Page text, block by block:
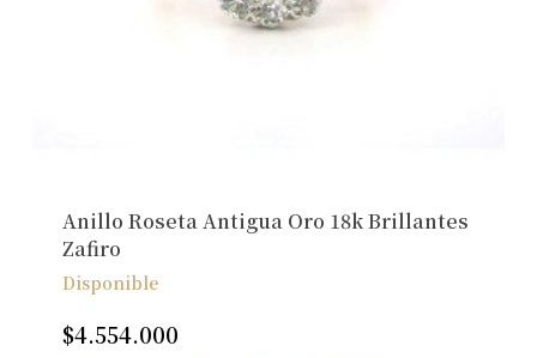
Anillo Roseta Antigua Oro 18k Brillantes
Zafiro
Disponible
$4.554.000